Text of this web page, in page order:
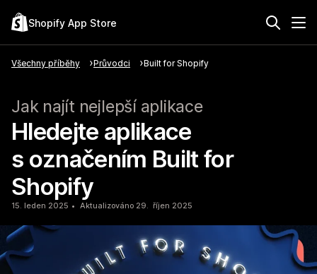
Shopify App Store
Všechny příběhy Průvodci Built for Shopify
Jak najít nejlepší aplikace
Hledejte aplikace
s označením Built for
Shopify
15. leden 2025 Aktualizováno 29. říjen 2025